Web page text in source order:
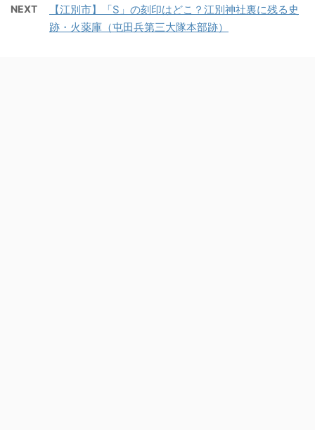
NEXT
【江別市】「S」の刻印はどこ？江別神社裏に残る史
跡・火薬庫（屯田兵第三大隊本部跡）